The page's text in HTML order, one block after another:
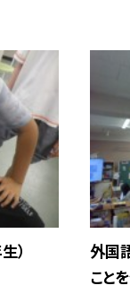
）
外国
こと